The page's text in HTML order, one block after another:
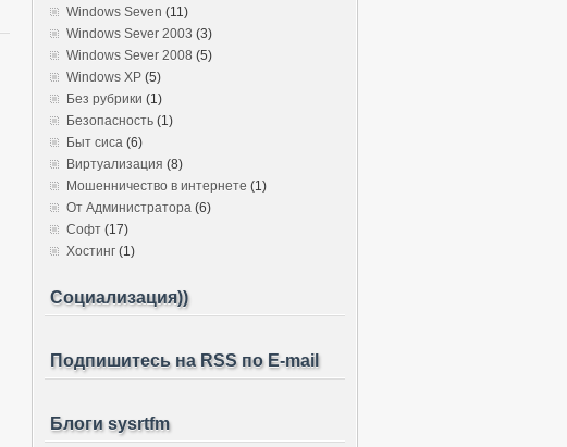
Windows Seven (11)
Windows Sever 2003 (3)
Windows Sever 2008 (5)
Windows XP (5)
Без рубрики (1)
Безопасность (1)
Быт сиса (6)
Виртуализация (8)
Мошенничество в интернете (1)
От Администратора (6)
Софт (17)
Хостинг (1)
Социализация))
Подпишитесь на RSS по E-mail
Блоги sysrtfm